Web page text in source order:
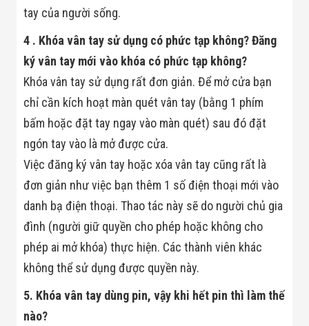
Bị Ngành Bán
Lẻ - Retail
Giải Pháp
Chuyên Dụng
Ngành Công An
- Quân Đội
Giải Pháp Bãi
Sản Phẩm
THIẾT BỊ AN
NINH
Camera Thông
Minh
Cổng Từ Siêu
Thị
Máy Đếm
Thuốc Nổ
tay của người sống.
4 . Khóa vân tay sử dụng có phức tạp không? Đăng
ký vân tay mới vào khóa có phức tạp không?
Khóa vân tay sử dụng rất đơn giản. Để mở cửa bạn
chỉ cần kích hoạt màn quét vân tay (bằng 1 phím
bấm hoặc đặt tay ngay vào màn quét) sau đó đặt
ngón tay vào là mở được cửa.
Việc đăng ký vân tay hoặc xóa vân tay cũng rất là
đơn giản như việc bạn thêm 1 số điện thoại mới vào
danh bạ điện thoại. Thao tác này sẽ do người chủ gia
đình (người giữ quyền cho phép hoặc không cho
phép ai mở khóa) thực hiện. Các thành viên khác
không thể sử dụng được quyền này.
5. Khóa vân tay dùng pin, vậy khi hết pin thì làm thế
nào?